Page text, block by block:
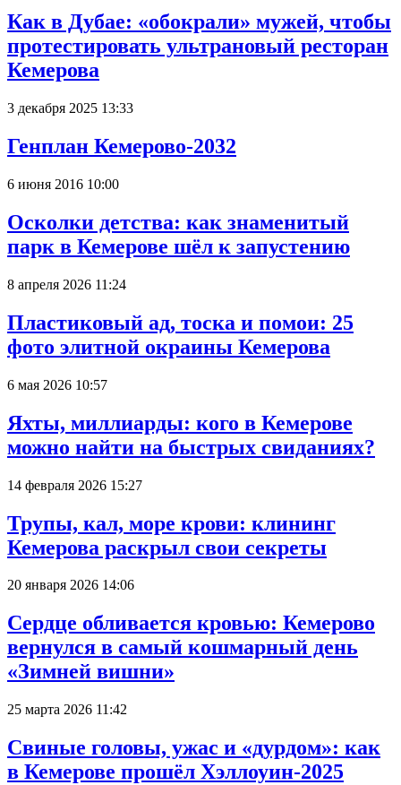
Как в Дубае: «обокрали» мужей, чтобы
протестировать ультрановый ресторан
Кемерова
3 декабря 2025 13:33
Генплан Кемерово-2032
6 июня 2016 10:00
Осколки детства: как знаменитый
парк в Кемерове шёл к запустению
8 апреля 2026 11:24
Пластиковый ад, тоска и помои: 25
фото элитной окраины Кемерова
6 мая 2026 10:57
Яхты, миллиарды: кого в Кемерове
можно найти на быстрых свиданиях?
14 февраля 2026 15:27
Трупы, кал, море крови: клининг
Кемерова раскрыл свои секреты
20 января 2026 14:06
Сердце обливается кровью: Кемерово
вернулся в самый кошмарный день
«Зимней вишни»
25 марта 2026 11:42
Свиные головы, ужас и «дурдом»: как
в Кемерове прошёл Хэллоуин-2025